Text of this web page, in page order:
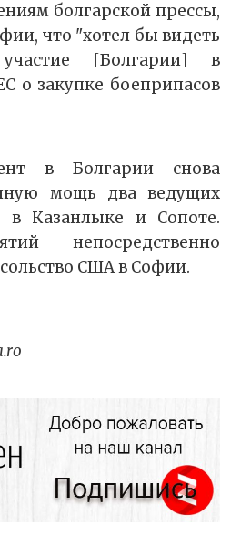
болгарской прессы,
что "хотел бы видеть
[Болгарии] в
о закупке боеприпасов
в Болгарии снова
мощь два ведущих
в Казанлыке и Сопоте.
непосредственно
США в Софии.